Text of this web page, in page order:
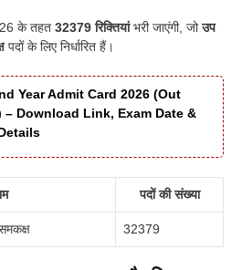
के तहत 32379 रिक्तियांभरी जाएंगी, जोउप
पदों के लिए निर्धारित हैं।
Year Admit Card 2026 (Out
– Download Link, Exam Date &
पदों की संख्या
32379